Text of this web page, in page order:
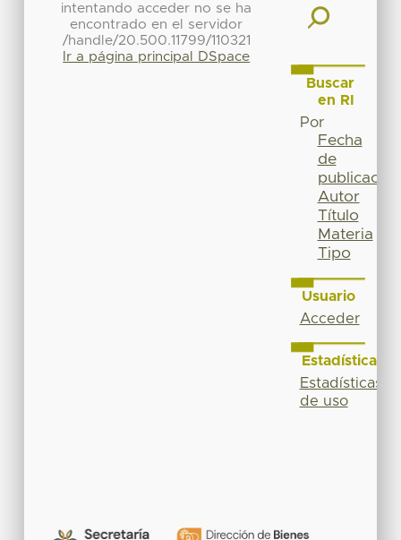
intentando acceder no se ha
encontrado en el servidor
/handle/20.500.11799/110321
Ir a página principal DSpace
Buscar
en RI
Por
Fecha
de
publicación
Autor
Título
Materia
Tipo
Usuario
Acceder
Estadísticas
Estadísticas
de uso